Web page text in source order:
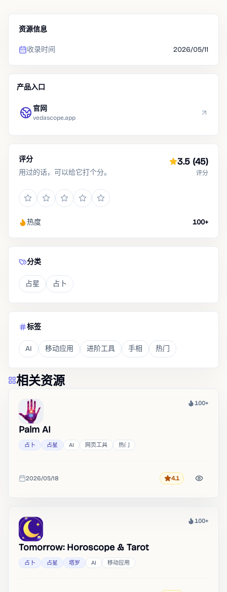
资源信息
收录时间 2026/05/11
产品入口
官网
vedascope.app
评分
用过的话，可以给它打个分。
3.5 (45)
评分
热度 100+
分类
占星 占卜
标签
AI 移动应用 进阶工具 手相 热门
相关资源
热度
100+
Palm AI
占卜 占星 AI 网页工具 热门
收录时间
2026/05/18 评分4.1
热度
100+
Tomorrow: Horoscope & Tarot
占卜 占星 塔罗 AI 移动应用